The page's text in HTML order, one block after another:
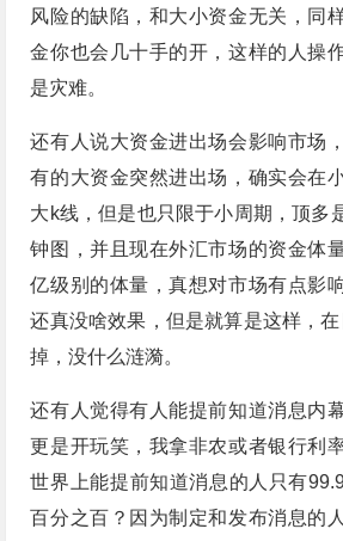
风险的缺陷，和大小资金无关，同
金你也会几十手的开，这样的人操
是灾难。
还有人说大资金进出场会影响市场
有的大资金突然进出场，确实会在
大k线，但是也只限于小周期，顶多
钟图，并且现在外汇市场的资金体
亿级别的体量，真想对市场有点影
还真没啥效果，但是就算是这样，
掉，没什么涟漪。
还有人觉得有人能提前知道消息内
更是开玩笑，我拿非农或者银行利
世界上能提前知道消息的人只有
百分之百？因为制定和发布消息的